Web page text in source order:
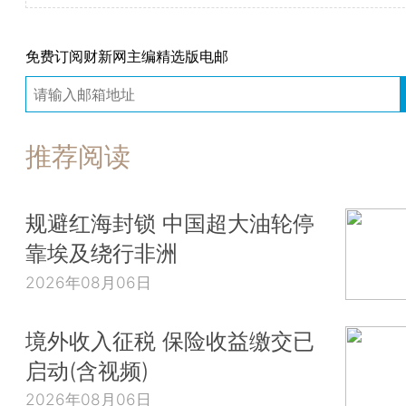
免费订阅财新网主编精选版电邮
推荐阅读
规避红海封锁 中国超大油轮停
靠埃及绕行非洲
2026年08月06日
境外收入征税 保险收益缴交已
启动(含视频)
2026年08月06日